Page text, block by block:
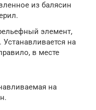
из балясин
элемент,
на
в месте
на